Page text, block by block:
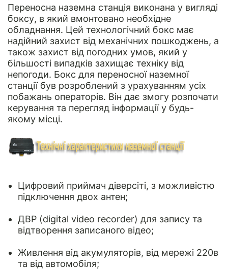
Переносна наземна станція виконана у вигляді
боксу, в який вмонтовано необхідне
обладнання. Цей технологічний бокс має
надійний захист від механічних пошкоджень, а
також захист від погодних умов, який у
більшості випадків захищає техніку від
непогоди. Бокс для переносної наземної
станції був розроблений з урахуванням усіх
побажань операторів. Він дає змогу розпочати
керування та перегляд інформації у будь-
якому місці.
Цифровий приймач діверсіті, з можливістю
підключення двох антен;
ДВР (digital video recorder) для запису та
відтворення записаного відео;
Живлення від акумуляторів, від мережі 220в
та від автомобіля;